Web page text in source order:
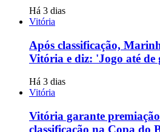
Há 3 dias
Vitória
Após classificação,
Vitória e diz: 'Jogo até de
Há 3 dias
Vitória
Vitória garante
classificação na Copa do